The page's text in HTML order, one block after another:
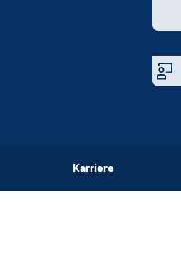
Karriere